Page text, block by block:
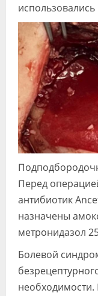
Перед
антибиотик
назначены
метронидазол
Болевой